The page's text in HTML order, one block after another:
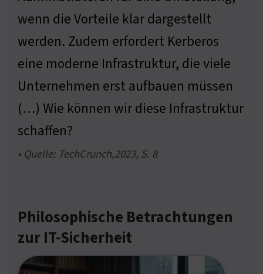
wenn die Vorteile klar dargestellt
werden. Zudem erfordert Kerberos
eine moderne Infrastruktur, die viele
Unternehmen erst aufbauen müssen
(…) Wie können wir diese Infrastruktur
schaffen?
• Quelle: TechCrunch,2023, S. 8
Philosophische Betrachtungen
zur IT-Sicherheit